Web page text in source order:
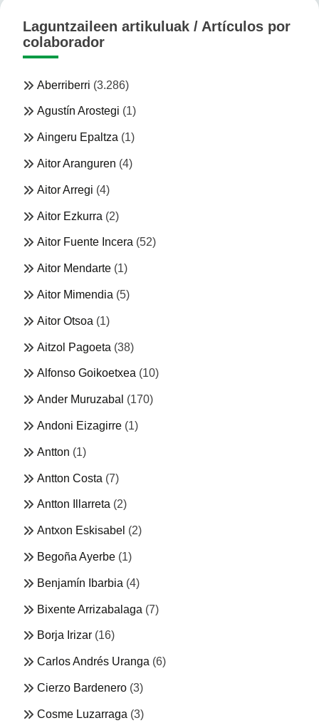
Laguntzaileen artikuluak / Artículos por
colaborador
Aberriberri (3.286)
Agustín Arostegi (1)
Aingeru Epaltza (1)
Aitor Aranguren (4)
Aitor Arregi (4)
Aitor Ezkurra (2)
Aitor Fuente Incera (52)
Aitor Mendarte (1)
Aitor Mimendia (5)
Aitor Otsoa (1)
Aitzol Pagoeta (38)
Alfonso Goikoetxea (10)
Ander Muruzabal (170)
Andoni Eizagirre (1)
Antton (1)
Antton Costa (7)
Antton Illarreta (2)
Antxon Eskisabel (2)
Begoña Ayerbe (1)
Benjamín Ibarbia (4)
Bixente Arrizabalaga (7)
Borja Irizar (16)
Carlos Andrés Uranga (6)
Cierzo Bardenero (3)
Cosme Luzarraga (3)